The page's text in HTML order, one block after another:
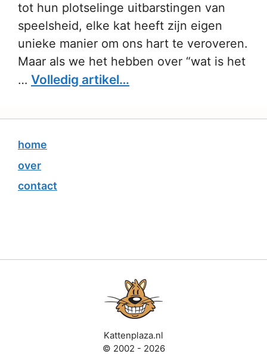
tot hun plotselinge uitbarstingen van
speelsheid, elke kat heeft zijn eigen
unieke manier om ons hart te veroveren.
Maar als we het hebben over “wat is het
… Volledig artikel…
home
over
contact
Kattenplaza.nl
© 2002 - 2026